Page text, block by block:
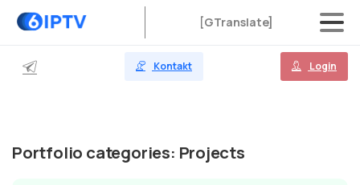
[GTranslate]
Kontakt Login
Portfolio categories: Projects